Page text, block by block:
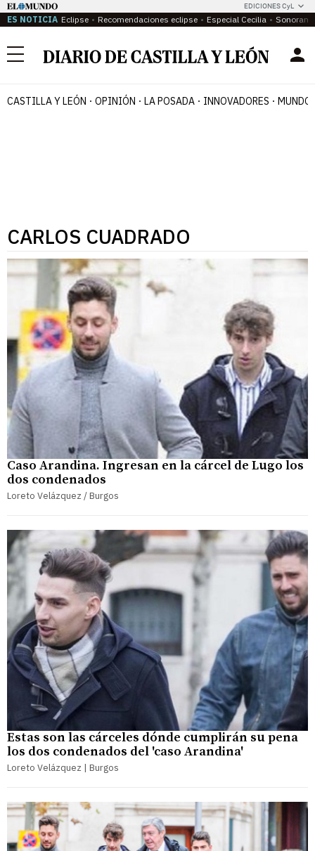
EDICIONES CyL
ES NOTICIA Eclipse Recomendaciones eclipse Especial Cecilia
Menú
CASTILLA Y LEÓN OPINIÓN LA POSADA INNOVADORES MUNDO
CARLOS CUADRADO
Caso Arandina. Ingresan en la cárcel de Lugo los
dos condenados
Loreto Velázquez / Burgos
Estas son las cárceles dónde cumplirán su pena
los dos condenados del 'caso Arandina'
Loreto Velázquez | Burgos